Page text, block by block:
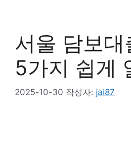
서울 담보대
5가지 쉽게
2025-10-30 작성자: jai87